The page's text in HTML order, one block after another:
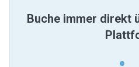
Buche immer direkt